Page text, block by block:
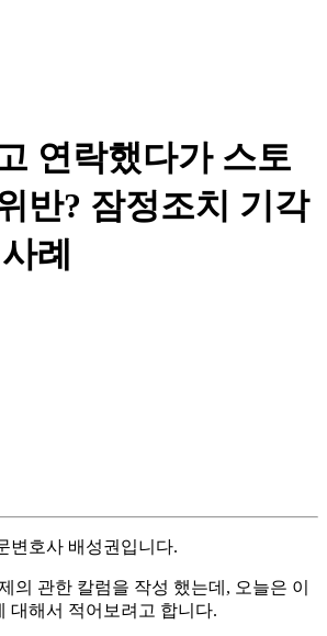
연락했다가 스토
반? 잠정조치 기각
례
변호사 배성권입니다.
의 관한 칼럼을 작성 했는데, 오늘은 이
대해서 적어보려고 합니다.